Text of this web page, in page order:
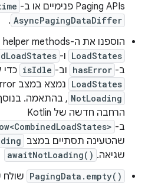
Paging APIs פנימיים או ב-
AsyncPagingDataDiffer
.
הוספנו את ה-helper methods החדשות
LoadStates ו-
ב- hasError וב- isIdle כדי
LoadStates נמצא במצב Error או
NotLoading , בהתאמה.
הרחבה חדשה של Kotlin
ב-
שהטעינה תסתיים במצב
שגיאה. awaitNotLoading()
PagingData.empty() שולח